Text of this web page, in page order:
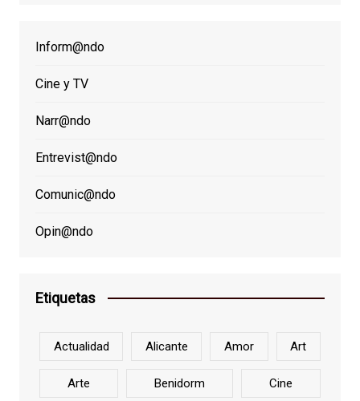
Inform@ndo
Cine y TV
Narr@ndo
Entrevist@ndo
Comunic@ndo
Opin@ndo
Etiquetas
Actualidad Alicante Amor Art
Arte Benidorm Cine